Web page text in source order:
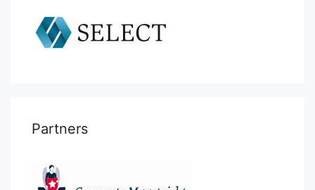
Partners